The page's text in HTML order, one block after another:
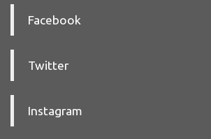
Facebook
Twitter
Instagram